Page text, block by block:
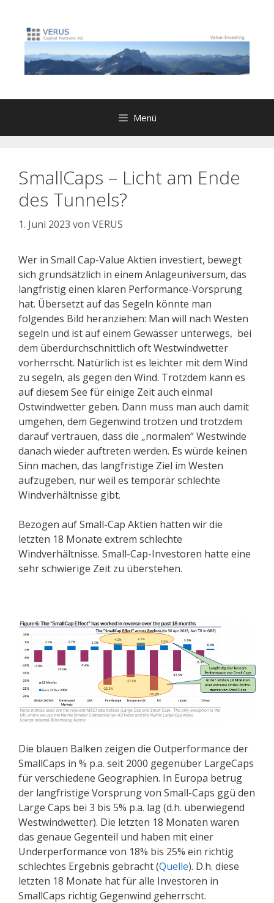
springen
Menü
SmallCaps – Licht am Ende
des Tunnels?
1. Juni 2023 von VERUS
Wer in Small Cap-Value Aktien investiert, bewegt
sich grundsätzlich in einem Anlageuniversum, das
langfristig einen klaren Performance-Vorsprung
hat. Übersetzt auf das Segeln könnte man
folgendes Bild heranziehen: Man will nach Westen
segeln und ist auf einem Gewässer unterwegs, bei
dem überdurchschnittlich oft Westwindwetter
vorherrscht. Natürlich ist es leichter mit dem Wind
zu segeln, als gegen den Wind. Trotzdem kann es
auf diesem See für einige Zeit auch einmal
Ostwindwetter geben. Dann muss man auch damit
umgehen, dem Gegenwind trotzen und trotzdem
darauf vertrauen, dass die „normalen“ Westwinde
danach wieder auftreten werden. Es würde keinen
Sinn machen, das langfristige Ziel im Westen
aufzugeben, nur weil es temporär schlechte
Windverhältnisse gibt.
Bezogen auf Small-Cap Aktien hatten wir die
letzten 18 Monate extrem schlechte
Windverhältnisse. Small-Cap-Investoren hatte eine
sehr schwierige Zeit zu überstehen.
Die blauen Balken zeigen die Outperformance der
SmallCaps in % p.a. seit 2000 gegenüber LargeCaps
für verschiedene Geographien. In Europa betrug
der langfristige Vorsprung von Small-Caps ggü den
Large Caps bei 3 bis 5% p.a. lag (d.h. überwiegend
Westwindwetter). Die letzten 18 Monaten waren
das genaue Gegenteil und haben mit einer
Underperformance von 18% bis 25% ein richtig
schlechtes Ergebnis gebracht (Quelle). D.h. diese
letzten 18 Monate hat für alle Investoren in
SmallCaps richtig Gegenwind geherrscht.